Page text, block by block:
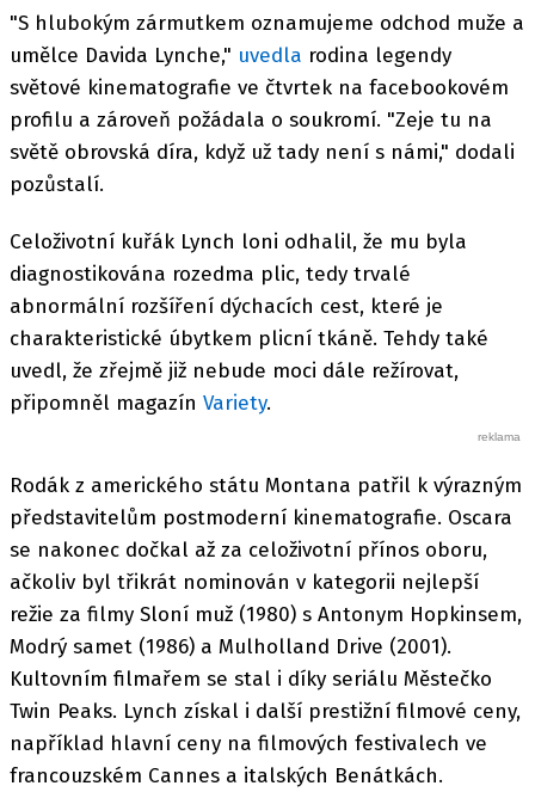
"S hlubokým zármutkem oznamujeme odchod muže a
umělce Davida Lynche," uvedla rodina legendy
světové kinematografie ve čtvrtek na facebookovém
profilu a zároveň požádala o soukromí. "Zeje tu na
světě obrovská díra, když už tady není s námi," dodali
pozůstalí.
Celoživotní kuřák Lynch loni odhalil, že mu byla
diagnostikována rozedma plic, tedy trvalé
abnormální rozšíření dýchacích cest, které je
charakteristické úbytkem plicní tkáně. Tehdy také
uvedl, že zřejmě již nebude moci dále režírovat,
připomněl magazín Variety.
Rodák z amerického státu Montana patřil k výrazným
představitelům postmoderní kinematografie. Oscara
se nakonec dočkal až za celoživotní přínos oboru,
ačkoliv byl třikrát nominován v kategorii nejlepší
režie za filmy Sloní muž (1980) s Antonym Hopkinsem,
Modrý samet (1986) a Mulholland Drive (2001).
Kultovním filmařem se stal i díky seriálu Městečko
Twin Peaks. Lynch získal i další prestižní filmové ceny,
například hlavní ceny na filmových festivalech ve
francouzském Cannes a italských Benátkách.